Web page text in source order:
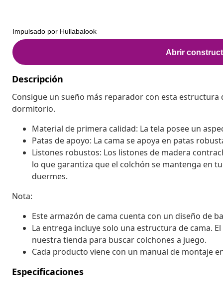
Descripción
Consigue un sueño más reparador con esta
dormitorio.
Material de primera calidad: La tela posee un
Patas de apoyo: La cama se apoya en patas
Listones robustos: Los listones de madera
lo que garantiza que el colchón se mantenga en
duermes.
Nota:
Este armazón de cama cuenta con un diseño de
La entrega incluye solo una estructura de cama.
nuestra tienda para buscar colchones a juego.
Cada producto viene con un manual de montaje
Especificaciones